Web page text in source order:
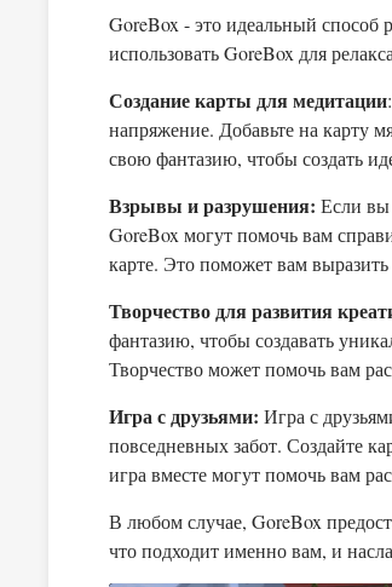
GoreBox - это идеальный способ
использовать GoreBox для
Создание карты для медитации
напряжение. Добавьте на карту
свою фантазию, чтобы создать
Взрывы и разрушения: Если вы
GoreBox могут помочь вам
карте. Это поможет вам
Творчество для развития
фантазию, чтобы создавать
Творчество может помочь вам
Игра с друзьями: Игра с
повседневных забот. Создайте
игра вместе могут помочь вам
В любом случае, GoreBox
что подходит именно вам, и